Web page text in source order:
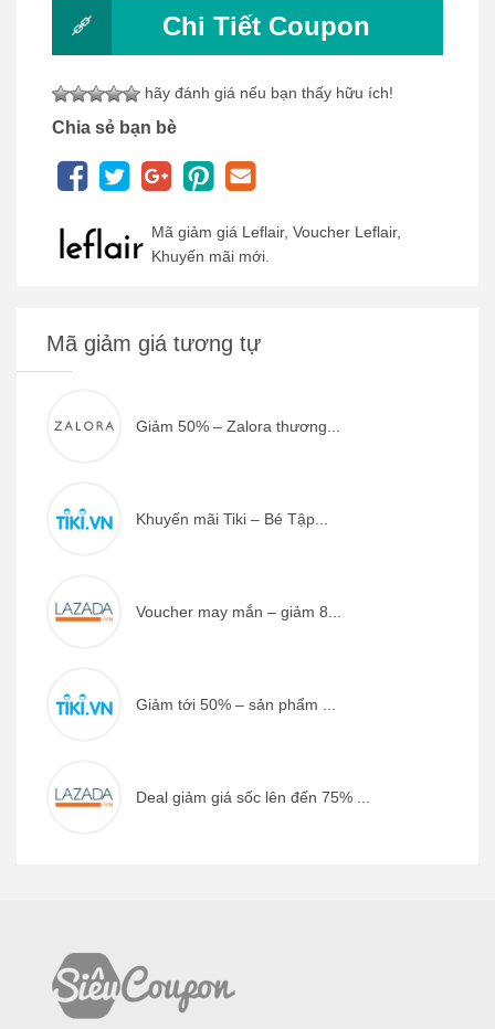
Chi Tiết Coupon
hãy đánh giá nếu bạn thấy hữu ích!
Chia sẻ bạn bè
Mã giảm giá Leflair, Voucher Leflair,
Khuyến mãi mới.
Mã giảm giá tương tự
Giảm 50% – Zalora thương...
Khuyến mãi Tiki – Bé Tập...
Voucher may mắn – giảm 8...
Giảm tới 50% – sản phẩm ...
Deal giảm giá sốc lên đến 75% ...